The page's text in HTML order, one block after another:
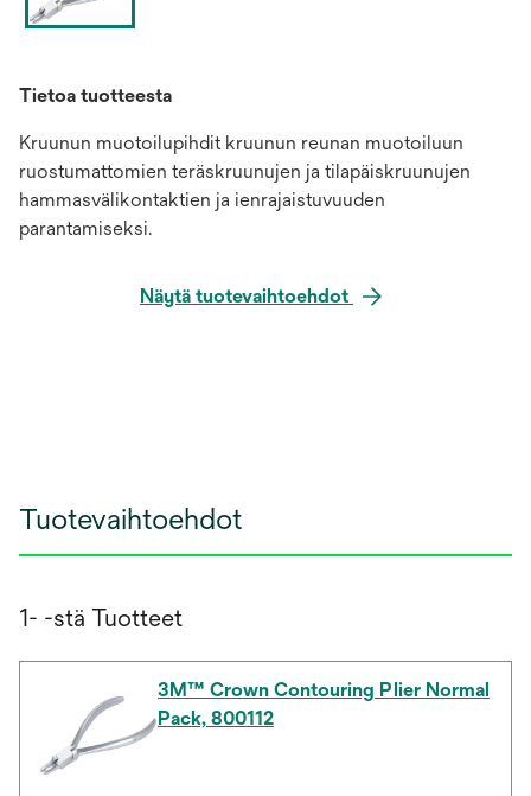
Tietoa tuotteesta
Kruunun muotoilupihdit kruunun reunan muotoiluun
ruostumattomien teräskruunujen ja tilapäiskruunujen
hammasvälikontaktien ja ienrajaistuvuuden
parantamiseksi.
Näytä tuotevaihtoehdot
Tuotevaihtoehdot
1- -stä Tuotteet
3M™ Crown Contouring Plier Normal
Pack, 800112